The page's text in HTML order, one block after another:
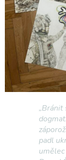
„Bránit
padl